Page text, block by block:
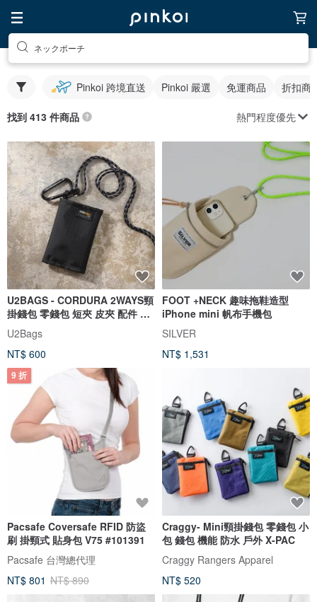
ネックポーチ
Pinkoi 跨境直送 Pinkoi 嚴選 免運商品 折扣商
找到 413 件商品 熱門程度優先
U2BAGS - CORDURA 2WAYS頸
掛錢包 零錢包 短夾 皮夾 配件 頸
掛包
U2Bags
NT$ 600
FOOT +NECK 趣味拖鞋造型
iPhone mini 帆布手機包
SILVER
NT$ 1,531
9 折
Pacsafe Coversafe RFID 防盜
刷 掛頸式 貼身包 V75 #101391
Pacsafe 台灣總代理
NT$ 801 NT$ 890
Craggy- Mini頸掛錢包 零錢包 小
包 錢包 機能 防水 戶外 X-PAC
Craggy Rangers Apparel
NT$ 520